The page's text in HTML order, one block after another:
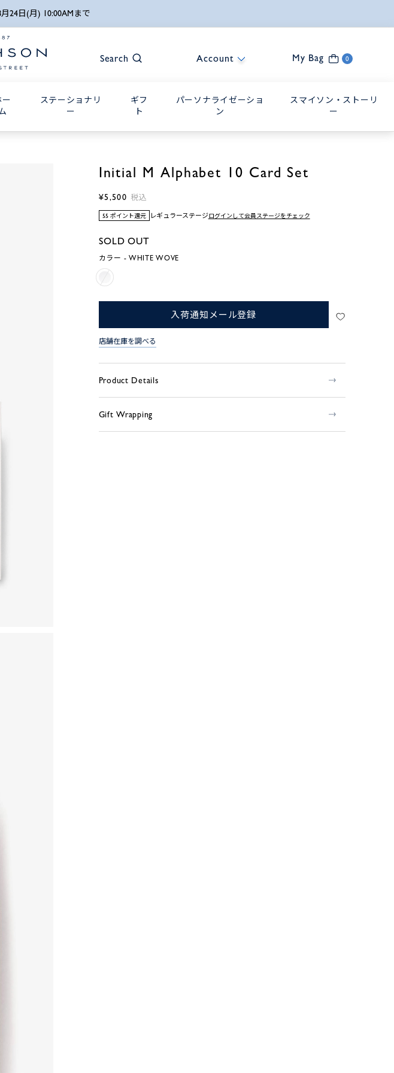
24日(月) 10:00AMまで
Search Account My Bag 0
ー
ステーショナリ
ー
ギフ
ト
パーソナライゼーショ
ン
スマイソン・ストーリ
ー
Initial M Alphabet 10 Card Set
¥5,500 税込
55 ポイント還元 レギュラーステージログインして会員ステージをチェック
SOLD OUT
カラー - WHITE WOVE
入荷通知メール登録
店舗在庫を調べる
Product Details
Gift Wrapping